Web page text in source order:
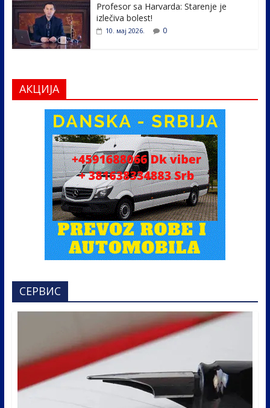
Profesor sa Harvarda: Starenje je
izlečiva bolest!
10. мај 2026. 0
АКЦИЈА
СЕРВИС